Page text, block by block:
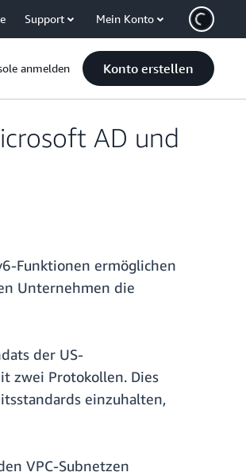
Support Mein Konto
anmelden Konto erstellen
AD und
Funktionen ermöglichen
Unternehmen die
der US-
zwei Protokollen. Dies
einzuhalten,
VPC-Subnetzen